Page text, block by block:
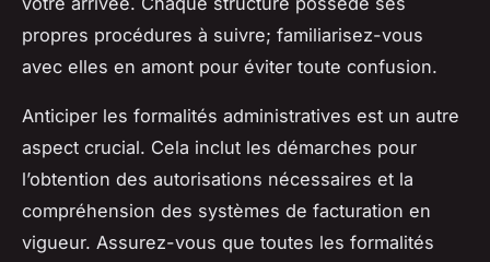
propres procédures à suivre; familiarisez-vous
avec elles en amont pour éviter toute confusion.
Anticiper les formalités administratives est un autre
aspect crucial. Cela inclut les démarches pour
l’obtention des autorisations nécessaires et la
compréhension des systèmes de facturation en
vigueur. Assurez-vous que toutes les formalités